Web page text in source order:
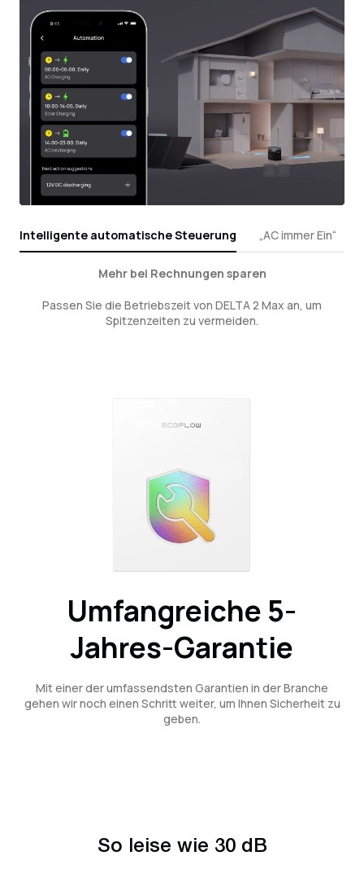
Intelligente automatische Steuerung „AC immer Ein“
Mehr bei Rechnungen sparen
Passen Sie die Betriebszeit von DELTA 2 Max an, um
Spitzenzeiten zu vermeiden.
Umfangreiche 5-
Jahres-Garantie
Mit einer der umfassendsten Garantien in der Branche
gehen wir noch einen Schritt weiter, um Ihnen Sicherheit zu
geben.
So leise wie 30 dB